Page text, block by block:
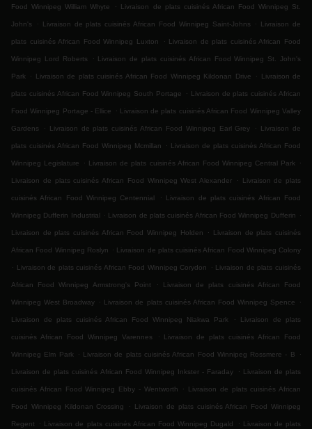
Food Winnipeg William Whyte . Livraison de plats cuisinés African Food Winnipeg St.
John's . Livraison de plats cuisinés African Food Winnipeg Saint-Johns . Livraison de
plats cuisinés African Food Winnipeg Luxton . Livraison de plats cuisinés African Food
Winnipeg Lord Roberts . Livraison de plats cuisinés African Food Winnipeg St. John's
Park . Livraison de plats cuisinés African Food Winnipeg Kildonan Drive . Livraison de
plats cuisinés African Food Winnipeg South Portage . Livraison de plats cuisinés African
Food Winnipeg Portage - Ellice . Livraison de plats cuisinés African Food Winnipeg Valley
Gardens . Livraison de plats cuisinés African Food Winnipeg Earl Grey . Livraison de
plats cuisinés African Food Winnipeg Mcmillan . Livraison de plats cuisinés African Food
Winnipeg Legislature . Livraison de plats cuisinés African Food Winnipeg Central Park .
Livraison de plats cuisinés African Food Winnipeg West Alexander . Livraison de plats
cuisinés African Food Winnipeg Centennial . Livraison de plats cuisinés African Food
Winnipeg Dufferin Industrial . Livraison de plats cuisinés African Food Winnipeg Dufferin .
Livraison de plats cuisinés African Food Winnipeg Holden . Livraison de plats cuisinés
African Food Winnipeg Roslyn . Livraison de plats cuisinés African Food Winnipeg Colony
. Livraison de plats cuisinés African Food Winnipeg Corydon . Livraison de plats cuisinés
African Food Winnipeg Armstrong's Point . Livraison de plats cuisinés African Food
Winnipeg West Broadway . Livraison de plats cuisinés African Food Winnipeg Spence .
Livraison de plats cuisinés African Food Winnipeg Niakwa Park . Livraison de plats
cuisinés African Food Winnipeg Varennes . Livraison de plats cuisinés African Food
Winnipeg Elm Park . Livraison de plats cuisinés African Food Winnipeg Rossmere - B .
Livraison de plats cuisinés African Food Winnipeg Inkster - Faraday . Livraison de plats
cuisinés African Food Winnipeg Ebby - Wentworth . Livraison de plats cuisinés African
Food Winnipeg Kildonan Crossing . Livraison de plats cuisinés African Food Winnipeg
Regent . Livraison de plats cuisinés African Food Winnipeg Dugald . Livraison de plats